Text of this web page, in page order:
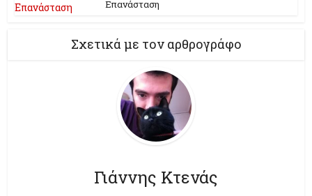
Επανάσταση
Σχετικά με τον αρθρογράφο
Γιάννης Κτενάς